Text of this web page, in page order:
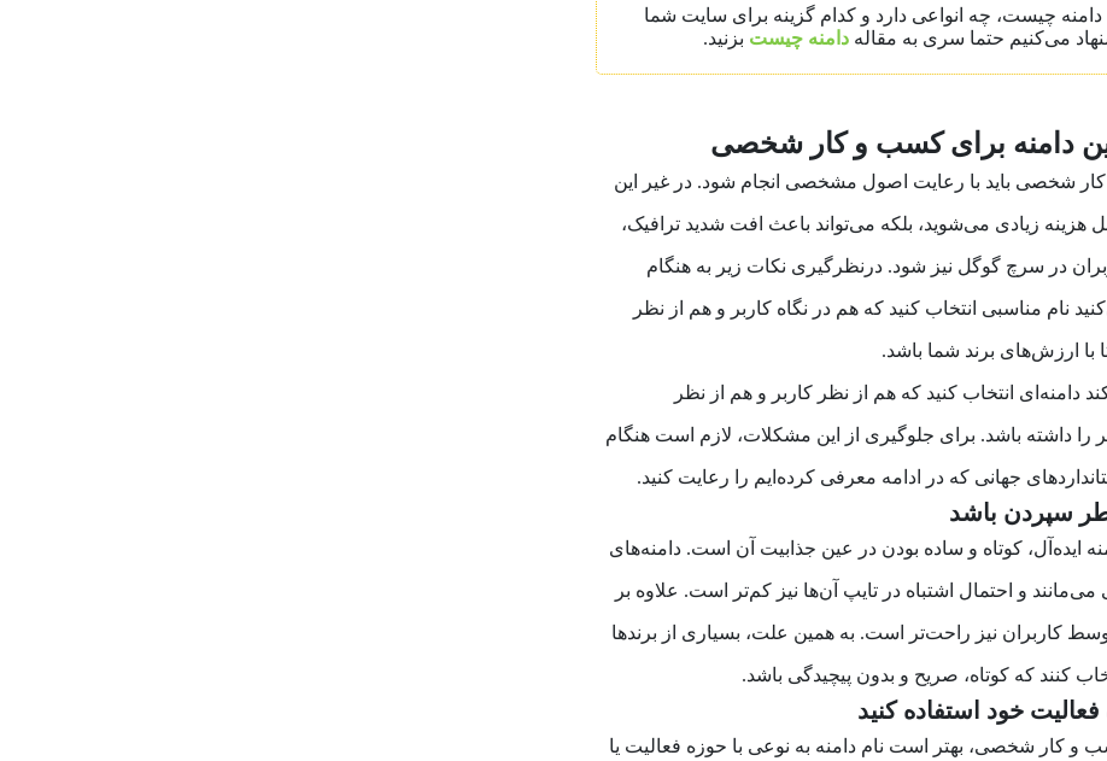
دامنه چیست، چه انواعی دارد و کدام گزینه برای سایت شما
می‌کنیم حتما سری به مقاله دامنه چیست بزنید.
دامنه برای کسب و کار شخصی
کار شخصی باید با رعایت اصول مشخصی انجام شود. در غیر این
هزینه زیادی می‌شوید، بلکه می‌تواند باعث افت شدید ترافیک،
در سرچ گوگل نیز شود. درنظرگیری نکات زیر به هنگام
نام مناسبی انتخاب کنید که هم در نگاه کاربر و هم از نظر
ارزش‌های برند شما باشد.
انتخاب کنید که هم از نظر کاربر و هم از نظر
داشته باشد. برای جلوگیری از این مشکلات، لازم است هنگام
جهانی که در ادامه معرفی کرده‌ایم را رعایت کنید.
ایده‌آل، کوتاه و ساده بودن در عین جذابیت آن است. دامنه‌های
و احتمال اشتباه در تایپ آن‌ها نیز کم‌تر است. علاوه بر
کاربران نیز راحت‌تر است. به همین علت، بسیاری از برندها
کنند که کوتاه، صریح و بدون پیچیدگی باشد.
و کار شخصی، بهتر است نام دامنه به نوعی با حوزه فعالیت یا